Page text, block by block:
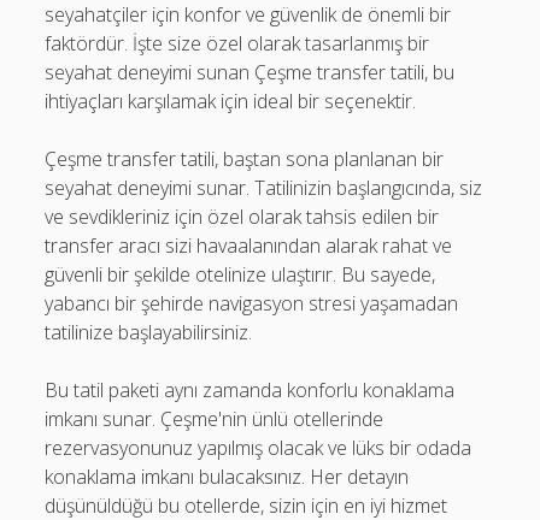
seyahatçiler için konfor ve güvenlik de önemli bir
faktördür. İşte size özel olarak tasarlanmış bir
seyahat deneyimi sunan Çeşme transfer tatili, bu
ihtiyaçları karşılamak için ideal bir seçenektir.
Çeşme transfer tatili, baştan sona planlanan bir
seyahat deneyimi sunar. Tatilinizin başlangıcında, siz
ve sevdikleriniz için özel olarak tahsis edilen bir
transfer aracı sizi havaalanından alarak rahat ve
güvenli bir şekilde otelinize ulaştırır. Bu sayede,
yabancı bir şehirde navigasyon stresi yaşamadan
tatilinize başlayabilirsiniz.
Bu tatil paketi aynı zamanda konforlu konaklama
imkanı sunar. Çeşme'nin ünlü otellerinde
rezervasyonunuz yapılmış olacak ve lüks bir odada
konaklama imkanı bulacaksınız. Her detayın
düşünüldüğü bu otellerde, sizin için en iyi hizmet